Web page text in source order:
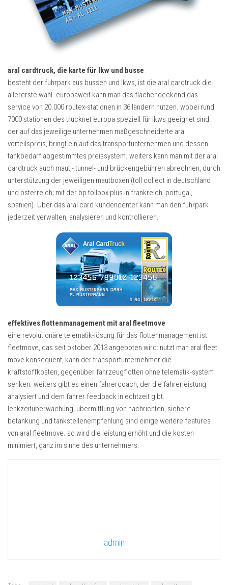
aral cardtruck, die karte für lkw und busse
besteht der fuhrpark aus bussen und lkws, ist die aral cardtruck die
allererste wahl. europaweit kann man das flächendeckend das
service von 20.000 routex-stationen in 36 ländern nutzen. wobei rund
7000 stationen des trucknet europa speziell für lkws geeignet sind.
der auf das jeweilige unternehmen maßgeschneiderte aral
vorteilspreis, bringt ein auf das transportunternehmen und dessen
tankbedarf abgestimmtes preissystem. weiters kann man mit der aral
cardtruck auch maut,- tunnel- und brückengebühren abrechnen, durch
unterstützung der jeweiligen mautboxen (toll collect in deutschland
und österreich; mit der bp tollbox plus in frankreich, portugal,
spanien). Über das aral card kundencenter kann man den fuhrpark
jederzeit verwalten, analysieren und kontrollieren.
effektives flottenmanagement mit aral fleetmove
eine revolutionäre telematik-lösung für das flottenmanagement ist
fleetmove, das seit oktober 2013 angeboten wird: nutzt man aral fleet
move konsequent, kann der transportunternehmer die
kraftstoffkosten, gegenüber fahrzeugflotten ohne telematik-system
senken. weiters gibt es einen fahrercoach, der die fahrerleistung
analysiert und dem fahrer feedback in echtzeit gibt.
lenkzeitüberwachung, übermittlung von nachrichten, sichere
betankung und tankstellenempfehlung sind einige weitere features
von aral fleetmove. so wird die leistung erhöht und die kosten
minimiert, ganz im sinne des unternehmers.
admin